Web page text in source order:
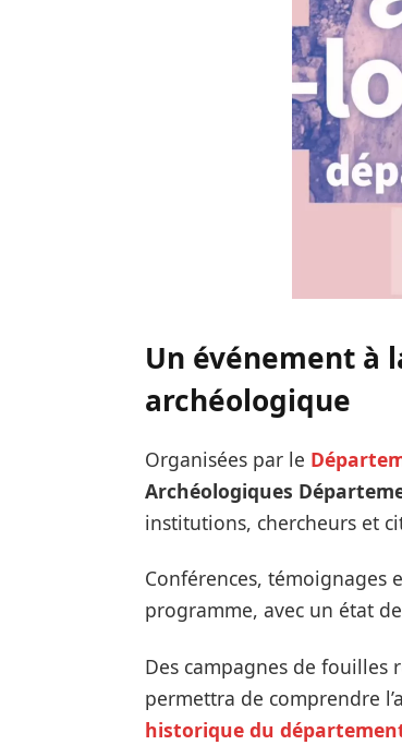
Un événement à
archéologique
Organisées par le
Archéologiques
institutions, chercheurs et
Conférences, témoignages
programme, avec un état
Des campagnes de fouilles
permettra de comprendre
historique du